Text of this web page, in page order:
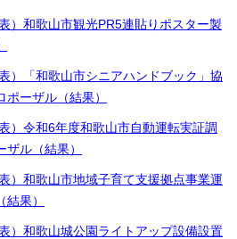
）和歌山市観光PR5連貼りポスター製
）「和歌山市シニアハンドブック」協
ーザル（結果）
）令和6年度和歌山市自動運転実証調
ル（結果）
）和歌山市地域子育て支援拠点事業運
果）
）和歌山城公園ライトアップ設備設置